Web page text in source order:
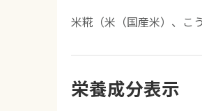
米糀（米（国産米）、こ
栄養成分表示